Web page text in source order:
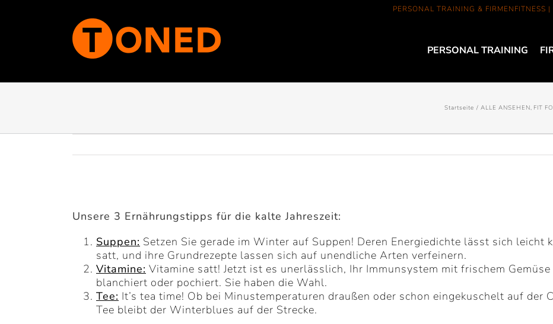
PERSONAL TRAINING & FIRMENFITNESS |
PERSONAL TRAINING
Startseite ALLE ANSEHEN FIT
grösseres
Bild
Unsere 3 Ernährungstipps für die kalte Jahreszeit:
Suppen: Setzen Sie gerade im Winter auf Suppen! Deren Energiedichte lässt sich
satt, und ihre Grundrezepte lassen sich auf unendliche Arten verfeinern.
Vitamine: Vitamine satt! Jetzt ist es unerlässlich, Ihr Immunsystem mit frischem
blanchiert oder pochiert. Sie haben die Wahl.
Tee: It’s tea time! Ob bei Minustemperaturen draußen oder schon eingekuschelt auf der
Tee bleibt der Winterblues auf der Strecke.